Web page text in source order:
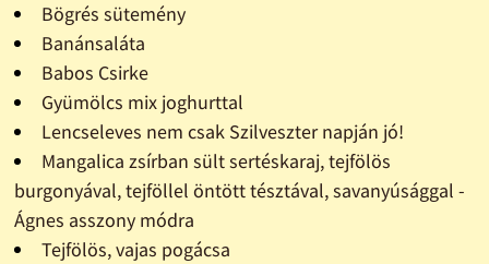
Bögrés sütemény
Banánsaláta
Babos Csirke
Gyümölcs mix joghurttal
Lencseleves nem csak Szilveszter napján jó!
Mangalica zsírban sült sertéskaraj, tejfölös
burgonyával, tejföllel öntött tésztával, savanyúsággal -
Ágnes asszony módra
Tejfölös, vajas pogácsa